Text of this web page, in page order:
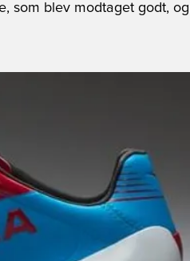
som blev modtaget godt, og